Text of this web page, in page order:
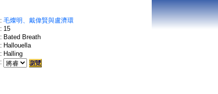
: 毛燦明、戴偉賢與盧濟環
: 15
: Bated Breath
: Hallouella
: Halling
: